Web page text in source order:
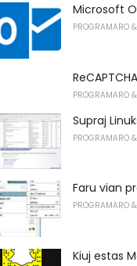
Microsoft
PROGRAMARO
PROGRAMARO
Supraj
PROGRAMARO
Faru vian
PROGRAMARO
Kiuj estas